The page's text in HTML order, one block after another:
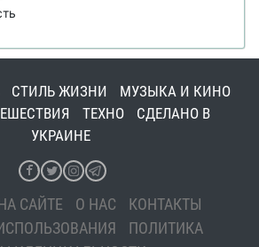
СТИЛЬ ЖИЗНИ
МУЗЫКА И КИНО
ТЕХНО
СДЕЛАНО В
УКРАИНЕ
САЙТЕ О НАС
КОНТАКТЫ
ПОЛИТИКА